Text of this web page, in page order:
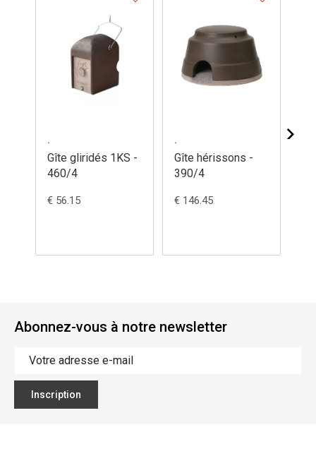
.
Gîte gliridés 1KS -
460/4
€ 56.15
.
Gîte hérissons -
390/4
€ 146.45
Abonnez-vous à notre newsletter
Inscription